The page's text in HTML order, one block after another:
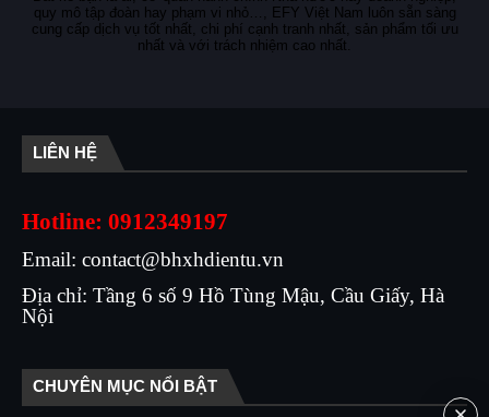
quy mô tập đoàn hay phạm vi nhỏ…, EFY Việt Nam luôn sẵn sàng
cung cấp dịch vụ tốt nhất, chi phí cạnh tranh nhất, sản phẩm tối ưu
nhất và với trách nhiệm cao nhất.
LIÊN HỆ
Hotline: 0912349197
Email: contact@bhxhdientu.vn
Địa chỉ: Tầng 6 số 9 Hồ Tùng Mậu, Cầu Giấy, Hà
Nội
CHUYÊN MỤC NỔI BẬT